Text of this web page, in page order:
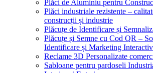
Plăci de Aluminiu pentru
Plăci industriale rezistente –
construcții și industrie
Plăcuțe de Identificare și
Plăcuțe și Semne cu Cod QR –
Identificare și Marketing Interactiv
Reclame 3D Personalizate
Sabloane pentru pardoseli